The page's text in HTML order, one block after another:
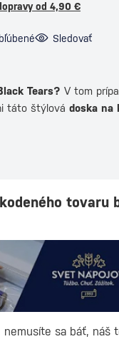
od 4,90 €
Sledovať
Tears? V tom
táto štýlová doska na
tovaru
nemusíte sa báť, náš